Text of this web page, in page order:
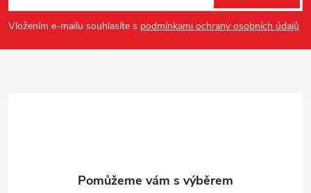
p
a
Vložením e-mailu souhlasíte s podmínkami ochrany osobních údajů